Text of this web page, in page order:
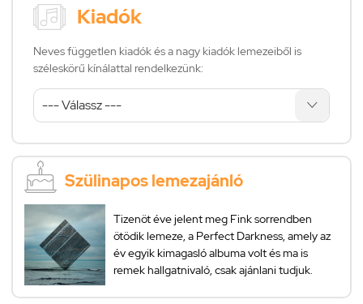
Kiadók
Neves független kiadók és a nagy kiadók lemezeiből is
széleskörű kínálattal rendelkezünk:
Szülinapos lemezajánló
Tizenöt éve jelent meg Fink sorrendben
ötödik lemeze, a Perfect Darkness, amely az
év egyik kimagasló albuma volt és ma is
remek hallgatnivaló, csak ajánlani tudjuk.